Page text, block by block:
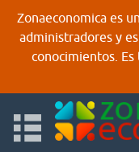
Zonaeconomica es
administradores y
conocimientos.